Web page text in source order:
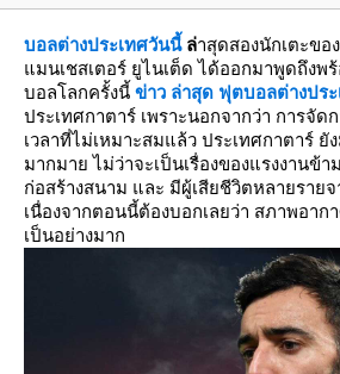
บอลต่างประเทศวันนี้ ล่าสุดสองนักเตะขอ
แมนเชสเตอร์ ยูไนเต็ด ได้ออกมาพูดถึง
บอลโลกครั้งนี้ ข่าว ล่าสุด ฟุตบอลต่างประ
ประเทศกาตาร์ เพราะนอกจากว่า การจัด
เวลาที่ไม่เหมาะสมแล้ว ประเทศกาตาร์
มากมาย ไม่ว่าจะเป็นเรื่องของแรงงานข้
ก่อสร้างสนาม และ มีผู้เสียชีวิตหลายราย
เนื่องจากตอนนี้ต้องบอกเลยว่า สภาพอาก
เป็นอย่างมาก